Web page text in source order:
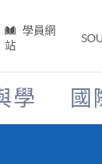
學員網
站
學 國